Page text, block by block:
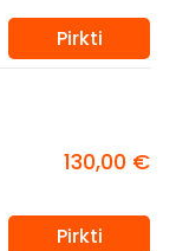
Pirkti
130,00 €
Pirkti